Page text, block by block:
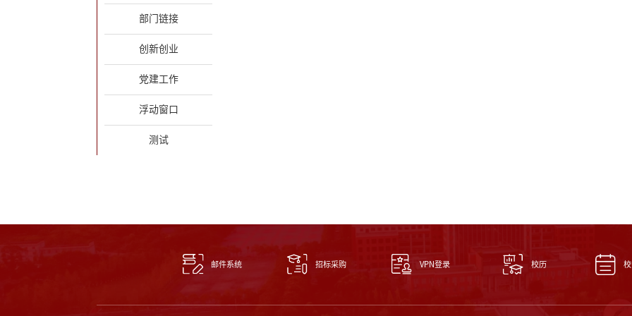
部门链接
创新创业
党建工作
浮动窗口
测试
邮件系统 招标采购 VPN登录 校历